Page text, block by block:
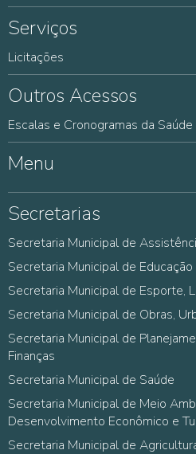
Serviços
Licitações
Outros Acessos
Escalas e Cronogramas da Saúde
Menu
Secretarias
Secretaria Municipal de
Secretaria Municipal de Educação
Secretaria Municipal de Esporte,
Secretaria Municipal de Obras,
Secretaria Municipal de
Finanças
Secretaria Municipal de Saúde
Secretaria Municipal de Meio
Desenvolvimento Econômico e
Secretaria Municipal de